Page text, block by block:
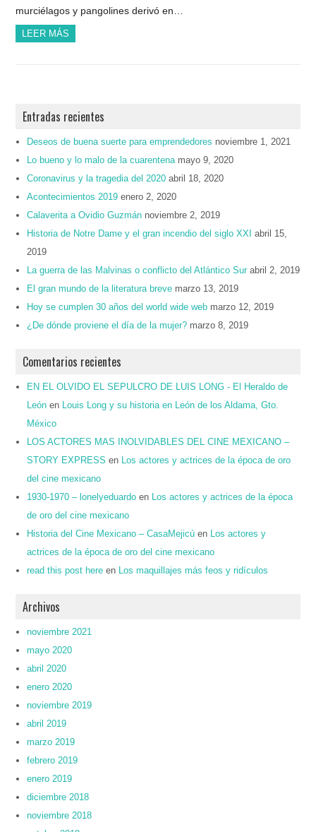
murciélagos y pangolines derivó en…
LEER MÁS
Entradas recientes
Deseos de buena suerte para emprendedores noviembre 1, 2021
Lo bueno y lo malo de la cuarentena mayo 9, 2020
Coronavirus y la tragedia del 2020 abril 18, 2020
Acontecimientos 2019 enero 2, 2020
Calaverita a Ovidio Guzmán noviembre 2, 2019
Historia de Notre Dame y el gran incendio del siglo XXI
abril 15,
2019
La guerra de las Malvinas o conflicto del Atlántico Sur abril 2, 2019
El gran mundo de la literatura breve marzo 13, 2019
Hoy se cumplen 30 años del world wide web marzo 12, 2019
¿De dónde proviene el día de la mujer? marzo 8, 2019
Comentarios recientes
EN EL OLVIDO EL SEPULCRO DE LUIS LONG - El Heraldo de
León en
Louis Long y su historia en León de los Aldama, Gto.
México
LOS ACTORES MAS INOLVIDABLES DEL CINE MEXICANO –
STORY EXPRESS en
Los actores y actrices de la época de oro
del cine mexicano
1930-1970 – lonelyeduardo en
Los actores y actrices de la época
de oro del cine mexicano
Historia del Cine Mexicano – CasaMejicú en
Los actores y
actrices de la época de oro del cine mexicano
read this post here en Los maquillajes más feos y ridículos
Archivos
noviembre 2021
mayo 2020
abril 2020
enero 2020
noviembre 2019
abril 2019
marzo 2019
febrero 2019
enero 2019
diciembre 2018
noviembre 2018